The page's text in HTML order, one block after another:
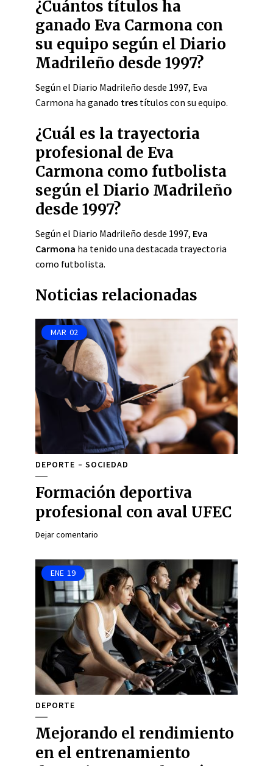
¿Cuántos títulos ha
ganado Eva Carmona con
su equipo según el Diario
Madrileño desde 1997?
Según el Diario Madrileño desde 1997, Eva
Carmona ha ganado tres títulos con su equipo.
¿Cuál es la trayectoria
profesional de Eva
Carmona como futbolista
según el Diario Madrileño
desde 1997?
Según el Diario Madrileño desde 1997, Eva
Carmona ha tenido una destacada trayectoria
como futbolista.
Noticias relacionadas
MAR 02
DEPORTE SOCIEDAD
Formación deportiva
profesional con aval UFEC
Dejar comentario
ENE 19
DEPORTE
Mejorando el rendimiento
en el entrenamiento